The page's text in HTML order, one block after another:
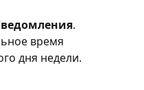
.
время
дня недели.